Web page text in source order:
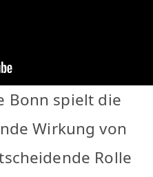
Bonn spielt die
Wirkung von
Rolle